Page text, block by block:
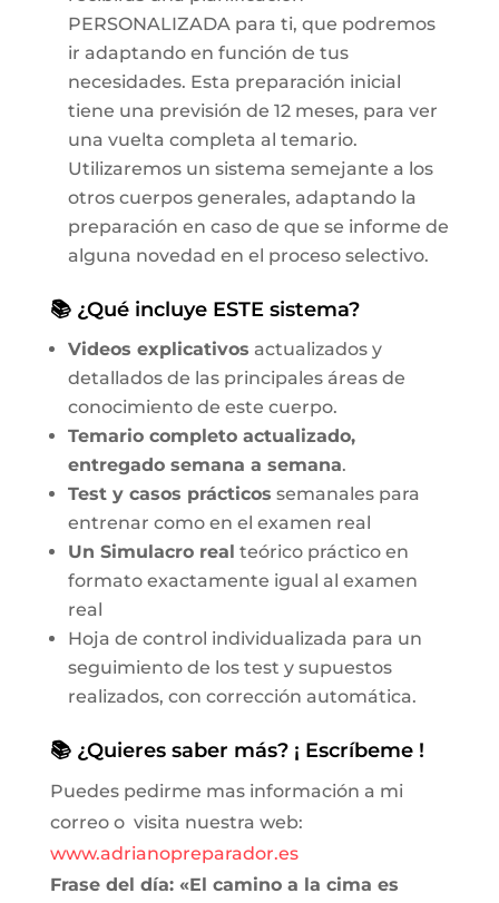
PERSONALIZADA para ti, que podremos
ir adaptando en función de tus
necesidades. Esta preparación inicial
tiene una previsión de 12 meses, para ver
una vuelta completa al temario.
Utilizaremos un sistema semejante a los
otros cuerpos generales, adaptando la
preparación en caso de que se informe de
alguna novedad en el proceso selectivo.
📚 ¿Qué incluye ESTE sistema?
Videos explicativos actualizados y
detallados de las principales áreas de
conocimiento de este cuerpo.
Temario completo actualizado,
entregado semana a semana.
Test y casos prácticos semanales para
entrenar como en el examen real
Un Simulacro real teórico práctico en
formato exactamente igual al examen
real
Hoja de control individualizada para un
seguimiento de los test y supuestos
realizados, con corrección automática.
📚 ¿Quieres saber más? ¡ Escríbeme !
Puedes pedirme mas información a mi
correo o visita nuestra web:
www.adrianopreparador.es
Frase del día: «El camino a la cima es